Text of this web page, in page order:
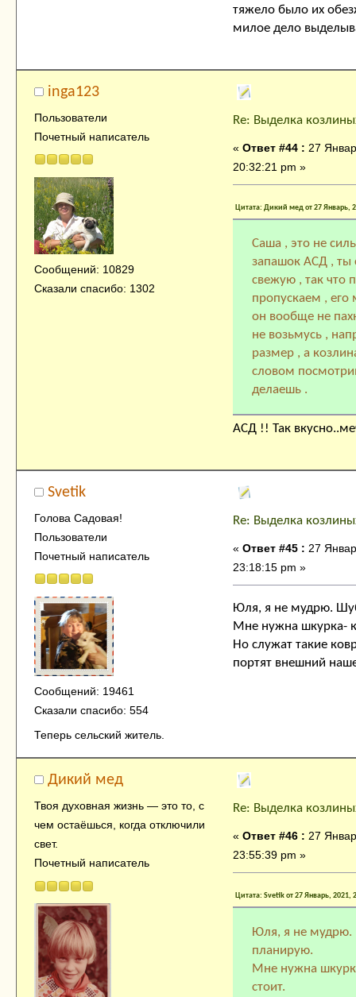
тяжело было их
милое дело
inga123
Пользователи
Почетный написатель
Сообщений: 10829
Сказали спасибо: 1302
Re: Выделка
« Ответ #44 : 27
20:32:21 pm »
Цитата: Дикий мед от 27 Январь,
Саша , это не
запашок АСД , ты
свежую , так что
пропускаем ,
он вообще не
не возьмусь ,
размер , а
словом
делаешь .
АСД !! Так
Svetik
Голова Садовая!
Пользователи
Почетный написатель
Сообщений: 19461
Сказали спасибо: 554
Теперь сельский житель.
Re: Выделка
« Ответ #45 : 27
23:18:15 pm »
Юля, я не мудрю.
Мне нужна шкурка-
Но служат такие
портят внешний
Дикий мед
Твоя духовнaя жизнь — это тo, с
чем остaёшься, когда отключили
свет.
Почетный написатель
Re: Выделка
« Ответ #46 : 27
23:55:39 pm »
Цитата: Svetik от 27 Январь, 2021,
Юля, я не мудрю.
планирую.
Мне нужна
стоит.